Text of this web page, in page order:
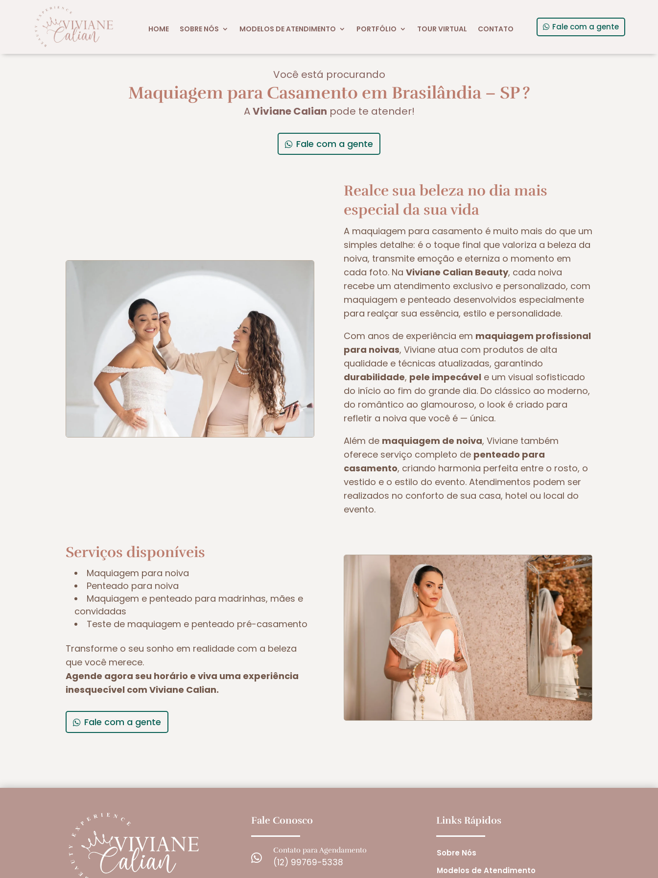
HOME SOBRE NÓS MODELOS DE ATENDIMENTO PORTFÓLIO TOUR VIRTUAL CONTATO Fale com a gente
Você está procurando
Maquiagem para Casamento em Brasilândia – SP?
AViviane Calian pode te atender!
Fale com a gente
Realce sua beleza no dia mais
especial da sua vida
A maquiagem para casamento é muito mais do que um
simples detalhe: é o toque final que valoriza a beleza da
noiva, transmite emoção e eterniza o momento em
cada foto. Na Viviane Calian Beauty, cada noiva
recebe um atendimento exclusivo e personalizado, com
maquiagem e penteado desenvolvidos especialmente
para realçar sua essência, estilo e personalidade.
Com anos de experiência em maquiagem profissional
para noivas, Viviane atua com produtos de alta
qualidade e técnicas atualizadas, garantindo
durabilidade, pele impecável e um visual sofisticado
do início ao fim do grande dia. Do clássico ao moderno,
do romântico ao glamouroso, o look é criado para
refletir a noiva que você é — única.
Além de maquiagem de noiva, Viviane também
oferece serviço completo de penteado para
casamento, criando harmonia perfeita entre o rosto, o
vestido e o estilo do evento. Atendimentos podem ser
realizados no conforto de sua casa, hotel ou local do
evento.
Serviços disponíveis
Maquiagem para noiva
Penteado para noiva
Maquiagem e penteado para madrinhas, mães e
convidadas
Teste de maquiagem e penteado pré-casamento
Transforme o seu sonho em realidade com a beleza
que você merece.
Agende agora seu horário e viva uma experiência
inesquecível com Viviane Calian.
Fale com a gente
Fale Conosco

Contato para Agendamento
(12) 99769-5338
Links Rápidos
Sobre Nós
Modelos de Atendimento